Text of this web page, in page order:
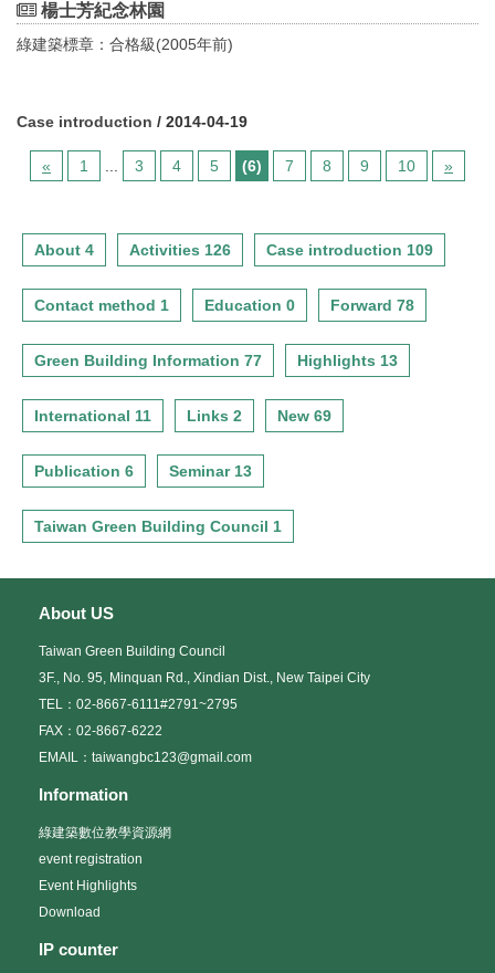
楊士芳紀念林園
綠建築標章：合格級(2005年前)
Case introduction / 2014-04-19
« 1 3 4 5 (6) 7 8 9 10 »
About 4 Activities 126 Case introduction 109
Contact method 1 Education 0 Forward 78
Green Building Information 77 Highlights 13
International 11 Links 2 New 69
Publication 6 Seminar 13
Taiwan Green Building Council 1
About US
Taiwan Green Building Council
3F., No. 95, Minquan Rd., Xindian Dist., New Taipei City
TEL：02-8667-6111#2791~2795
FAX：02-8667-6222
EMAIL：taiwangbc123@gmail.com
Information
綠建築數位教學資源網
event registration
Event Highlights
Download
IP counter